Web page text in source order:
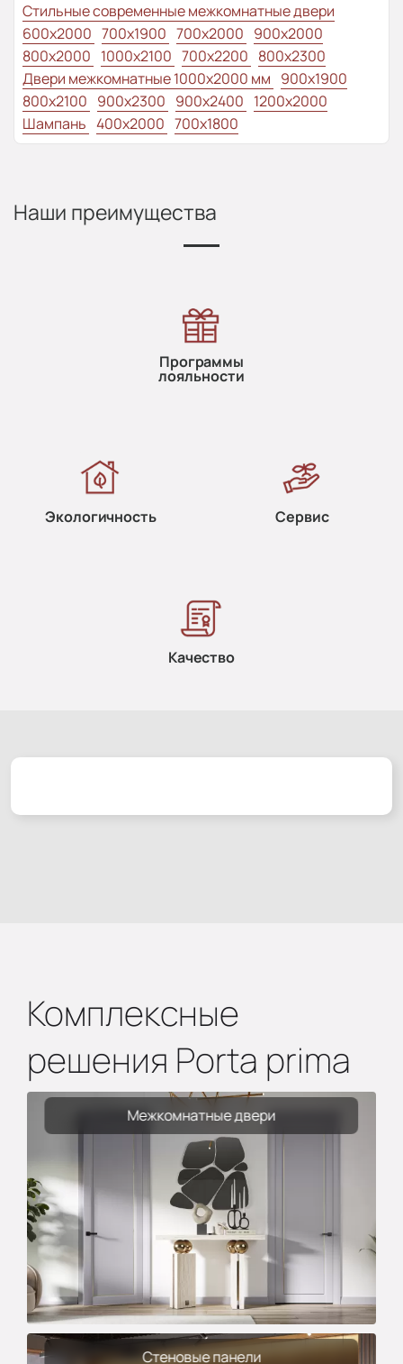
Стильные современные межкомнатные двери
600x2000 700x1900 700x2000 900x2000
800x2000 1000x2100 700x2200 800x2300
Двери межкомнатные 1000х2000 мм 900x1900
800x2100 900x2300 900x2400 1200x2000
Шампань 400x2000 700x1800
Наши преимущества
Программы
лояльности
Экологичность Сервис
Качество
Комплексные
решения Porta prima
Межкомнатные двери
Стеновые панели